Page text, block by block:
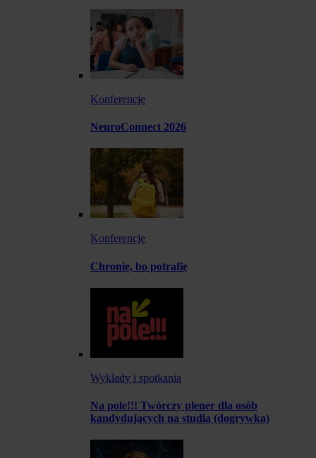
Konferencje
NeuroConnect 2026
Konferencje
Chronię, bo potrafię
Wykłady i spotkania
Na pole!!! Twórczy plener dla osób
kandydujących na studia (dogrywka)